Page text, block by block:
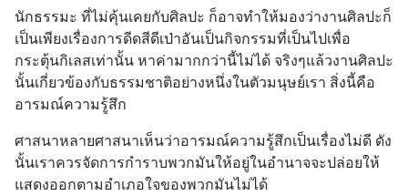
นักธรรมะ ที่ไม่คุ้นเคยกับศิลปะ ก็อาจทำให้มองว่างานศิลปะก็
เป็นเพียงเรื่องการดีดสีดีเป่าอันเป็นกิจกรรมที่เป็นไปเพื่อ
กระตุ้นกิเลสเท่านั้น หาค่ามากกว่านี้ไม่ได้ จริงๆแล้วงานศิลปะ
นั้นเกี่ยวข้องกับธรรมชาติอย่างหนึ่งในตัวมนุษย์เรา สิ่งนี้คือ
อารมณ์ความรู้สึก
ศาสนาหลายศาสนาเห็นว่าอารมณ์ความรู้สึกเป็นเรื่องไม่ดี ดัง
นั้นเราควรจัดการกำราบพวกมันให้อยู่ในอำนาจจะปล่อยให้
แสดงออกตามอำเภอใจของพวกมันไม่ได้